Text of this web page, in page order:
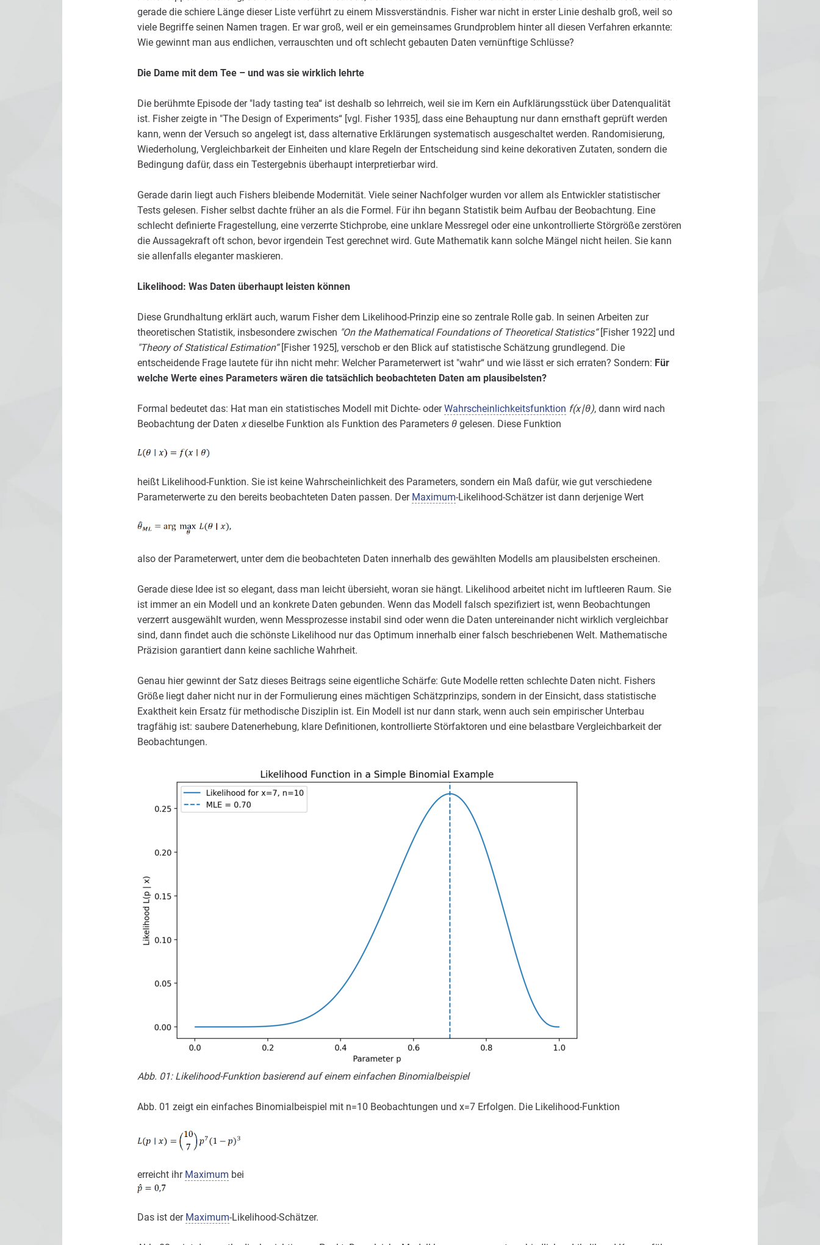
gerade die schiere Länge dieser Liste verführt zu einem Missverständnis. Fisher war nicht in erster Linie deshalb groß, weil so
viele Begriffe seinen Namen tragen. Er war groß, weil er ein gemeinsames Grundproblem hinter all diesen Verfahren erkannte:
Wie gewinnt man aus endlichen, verrauschten und oft schlecht gebauten Daten vernünftige Schlüsse?
Die Dame mit dem Tee – und was sie wirklich lehrte
Die berühmte Episode der "lady tasting tea“ ist deshalb so lehrreich, weil sie im Kern ein Aufklärungsstück über Datenqualität
ist. Fisher zeigte in "The Design of Experiments“ [vgl. Fisher 1935], dass eine Behauptung nur dann ernsthaft geprüft werden
kann, wenn der Versuch so angelegt ist, dass alternative Erklärungen systematisch ausgeschaltet werden. Randomisierung,
Wiederholung, Vergleichbarkeit der Einheiten und klare Regeln der Entscheidung sind keine dekorativen Zutaten, sondern die
Bedingung dafür, dass ein Testergebnis überhaupt interpretierbar wird.
Gerade darin liegt auch Fishers bleibende Modernität. Viele seiner Nachfolger wurden vor allem als Entwickler statistischer
Tests gelesen. Fisher selbst dachte früher an als die Formel. Für ihn begann Statistik beim Aufbau der Beobachtung. Eine
schlecht definierte Fragestellung, eine verzerrte Stichprobe, eine unklare Messregel oder eine unkontrollierte Störgröße zerstören
die Aussagekraft oft schon, bevor irgendein Test gerechnet wird. Gute Mathematik kann solche Mängel nicht heilen. Sie kann
sie allenfalls eleganter maskieren.
Likelihood: Was Daten überhaupt leisten können
Diese Grundhaltung erklärt auch, warum Fisher dem Likelihood-Prinzip eine so zentrale Rolle gab. In seinen Arbeiten zur
theoretischen Statistik, insbesondere zwischen "On the Mathematical Foundations of Theoretical Statistics“[Fisher 1922] und
"Theory of Statistical Estimation“[Fisher 1925], verschob er den Blick auf statistische Schätzung grundlegend. Die
entscheidende Frage lautete für ihn nicht mehr: Welcher Parameterwert ist "wahr“ und wie lässt er sich erraten? Sondern: Für
welche Werte eines Parameters wären die tatsächlich beobachteten Daten am plausibelsten?
Formal bedeutet das: Hat man ein statistisches Modell mit Dichte- oderWahrscheinlichkeitsfunktion f(x∣θ), dann wird nach
Beobachtung der Daten xdieselbe Funktion als Funktion des Parameters θgelesen. Diese Funktion
heißt Likelihood-Funktion. Sie ist keine Wahrscheinlichkeit des Parameters, sondern ein Maß dafür, wie gut verschiedene
Parameterwerte zu den bereits beobachteten Daten passen. Der Maximum-Likelihood-Schätzer ist dann derjenige Wert
also der Parameterwert, unter dem die beobachteten Daten innerhalb des gewählten Modells am plausibelsten erscheinen.
Gerade diese Idee ist so elegant, dass man leicht übersieht, woran sie hängt. Likelihood arbeitet nicht im luftleeren Raum. Sie
ist immer an ein Modell und an konkrete Daten gebunden. Wenn das Modell falsch spezifiziert ist, wenn Beobachtungen
verzerrt ausgewählt wurden, wenn Messprozesse instabil sind oder wenn die Daten untereinander nicht wirklich vergleichbar
sind, dann findet auch die schönste Likelihood nur das Optimum innerhalb einer falsch beschriebenen Welt. Mathematische
Präzision garantiert dann keine sachliche Wahrheit.
Genau hier gewinnt der Satz dieses Beitrags seine eigentliche Schärfe: Gute Modelle retten schlechte Daten nicht. Fishers
Größe liegt daher nicht nur in der Formulierung eines mächtigen Schätzprinzips, sondern in der Einsicht, dass statistische
Exaktheit kein Ersatz für methodische Disziplin ist. Ein Modell ist nur dann stark, wenn auch sein empirischer Unterbau
tragfähig ist: saubere Datenerhebung, klare Definitionen, kontrollierte Störfaktoren und eine belastbare Vergleichbarkeit der
Beobachtungen.
Abb. 01: Likelihood-Funktion basierend auf einem einfachen Binomialbeispiel
Abb. 01 zeigt ein einfaches Binomialbeispiel mit n=10 Beobachtungen und x=7 Erfolgen. Die Likelihood-Funktion
erreicht ihr Maximum bei
Das ist der Maximum-Likelihood-Schätzer.